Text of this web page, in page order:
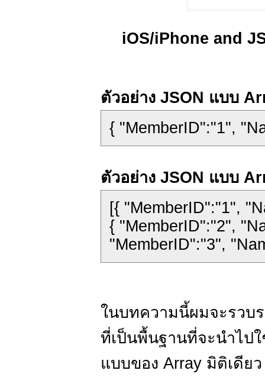
iOS/iPhone and
ตัวอย่าง JSON แบบ
{ "MemberID":"1",
ตัวอย่าง JSON แบบ
[{ "MemberID":"1",
{ "MemberID":"2",
"MemberID":"3",
ในบทความนี้ผมจะรวบ
ที่เป็นพื้นฐานที่จะนำไป
แบบของ Array มิติเดีย